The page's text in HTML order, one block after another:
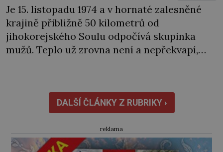
Je 15. listopadu 1974 a v hornaté zalesněné
krajině přibližně 50 kilometrů od
jihokorejského Soulu odpočívá skupinka
mužů. Teplo už zrovna není a nepřekvapí,
nedaleký teplý vzduch stoupající ze země.
Vydá se na průzkum… Jak se k místu
přibližuje, slyší i sílící neznámé […]
DALŠÍ ČLÁNKY Z RUBRIKY ›
reklama